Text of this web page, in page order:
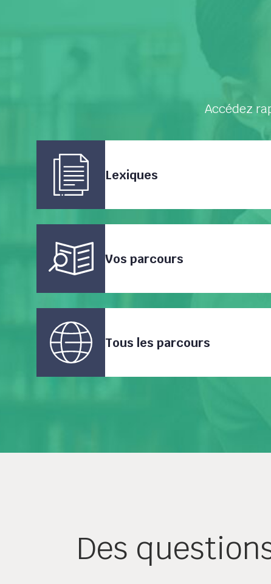
Accédez
Lexiques
Vos parcours
Tous les parcours
Des